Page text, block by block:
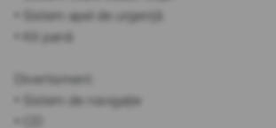
• Sistem apel de urgență
• Kit pană
Divertisment:
• Sistem de navigație